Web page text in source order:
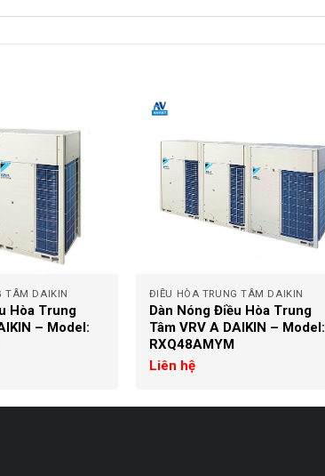
TÂM DAIKIN
Hòa Trung
– Model:
ĐIỀU HÒA TRUNG TÂM DAIKIN
Dàn Nóng Điều Hòa Trung
Tâm VRV A DAIKIN – Model:
RXQ48AMYM
Liên hệ